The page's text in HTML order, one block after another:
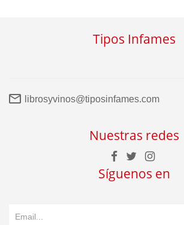
Tipos Infames
librosyvinos@tiposinfames.com
Nuestras redes
Síguenos en